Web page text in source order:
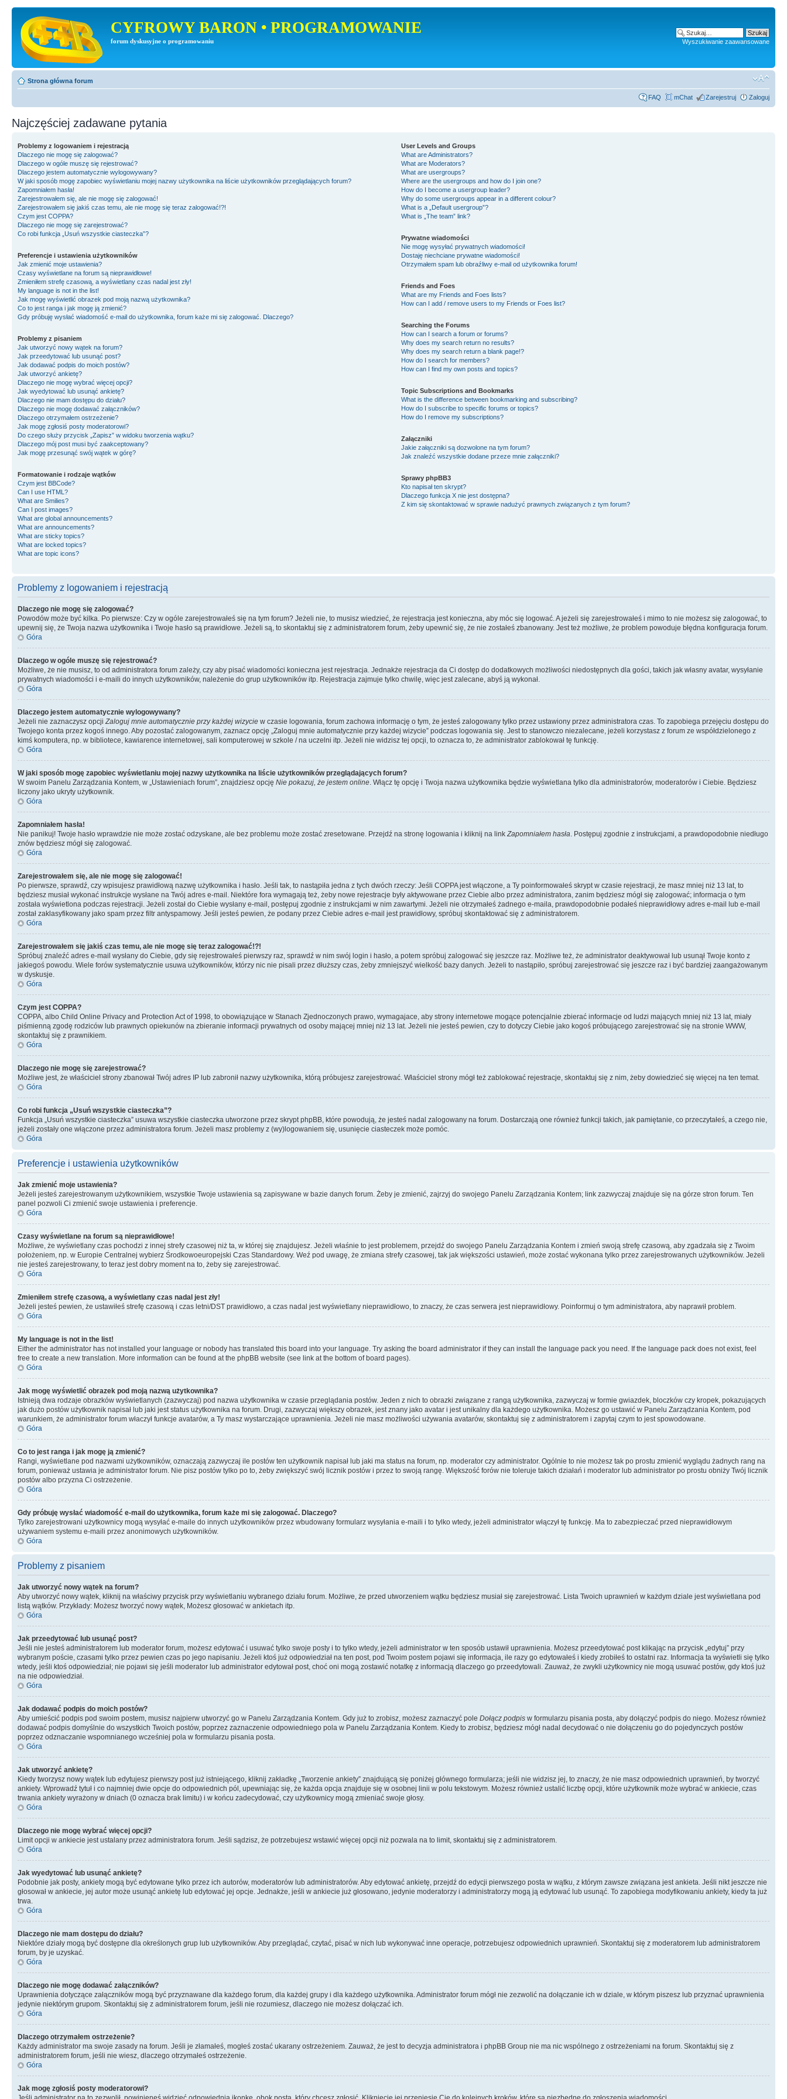
CYFROWY BARON • PROGRAMOWANIE
forum dyskusyjne o programowaniu Wyszukiwanie zaawansowane
Strona główna forum
FAQ mChat Zarejestruj Zaloguj
Najczęściej zadawane pytania
Problemy z logowaniem i rejestracją
Dlaczego nie mogę się zalogować?
Dlaczego w ogóle muszę się rejestrować?
Dlaczego jestem automatycznie wylogowywany?
W jaki sposób mogę zapobiec wyświetlaniu mojej nazwy użytkownika na liście użytkowników przeglądających forum?
Zapomniałem hasła!
Zarejestrowałem się, ale nie mogę się zalogować!
Zarejestrowałem się jakiś czas temu, ale nie mogę się teraz zalogować!?!
Czym jest COPPA?
Dlaczego nie mogę się zarejestrować?
Co robi funkcja „Usuń wszystkie ciasteczka”?
Preferencje i ustawienia użytkowników
Jak zmienić moje ustawienia?
Czasy wyświetlane na forum są nieprawidłowe!
Zmieniłem strefę czasową, a wyświetlany czas nadal jest zły!
My language is not in the list!
Jak mogę wyświetlić obrazek pod moją nazwą użytkownika?
Co to jest ranga i jak mogę ją zmienić?
Gdy próbuję wysłać wiadomość e-mail do użytkownika, forum każe mi się zalogować. Dlaczego?
Problemy z pisaniem
Jak utworzyć nowy wątek na forum?
Jak przeedytować lub usunąć post?
Jak dodawać podpis do moich postów?
Jak utworzyć ankietę?
Dlaczego nie mogę wybrać więcej opcji?
Jak wyedytować lub usunąć ankietę?
Dlaczego nie mam dostępu do działu?
Dlaczego nie mogę dodawać załączników?
Dlaczego otrzymałem ostrzeżenie?
Jak mogę zgłosiś posty moderatorowi?
Do czego służy przycisk „Zapisz” w widoku tworzenia wątku?
Dlaczego mój post musi być zaakceptowany?
Jak mogę przesunąć swój wątek w górę?
Formatowanie i rodzaje wątków
Czym jest BBCode?
Can I use HTML?
What are Smilies?
Can I post images?
What are global announcements?
What are announcements?
What are sticky topics?
What are locked topics?
What are topic icons?
User Levels and Groups
What are Administrators?
What are Moderators?
What are usergroups?
Where are the usergroups and how do I join one?
How do I become a usergroup leader?
Why do some usergroups appear in a different colour?
What is a „Default usergroup”?
What is „The team” link?
Prywatne wiadomości
Nie mogę wysyłać prywatnych wiadomości!
Dostaję niechciane prywatne wiadomości!
Otrzymałem spam lub obraźliwy e-mail od użytkownika forum!
Friends and Foes
What are my Friends and Foes lists?
How can I add / remove users to my Friends or Foes list?
Searching the Forums
How can I search a forum or forums?
Why does my search return no results?
Why does my search return a blank page!?
How do I search for members?
How can I find my own posts and topics?
Topic Subscriptions and Bookmarks
What is the difference between bookmarking and subscribing?
How do I subscribe to specific forums or topics?
How do I remove my subscriptions?
Załączniki
Jakie załączniki są dozwolone na tym forum?
Jak znaleźć wszystkie dodane przeze mnie załączniki?
Sprawy phpBB3
Kto napisał ten skrypt?
Dlaczego funkcja X nie jest dostępna?
Z kim się skontaktować w sprawie nadużyć prawnych związanych z tym forum?
Problemy z logowaniem i rejestracją
Dlaczego nie mogę się zalogować?
Powodów może być kilka. Po pierwsze: Czy w ogóle zarejestrowałeś się na tym forum? Jeżeli nie, to musisz wiedzieć, że rejestracja jest konieczna, aby móc się logować. A jeżeli się zarejestrowałeś i mimo to nie możesz się zalogować, to
upewnij się, że Twoja nazwa użytkownika i Twoje hasło są prawidłowe. Jeżeli są, to skontaktuj się z administratorem forum, żeby upewnić się, że nie zostałeś zbanowany. Jest też możliwe, że problem powoduje błędna konfiguracja forum.
Góra
Dlaczego w ogóle muszę się rejestrować?
Możliwe, że nie musisz, to od administratora forum zależy, czy aby pisać wiadomości konieczna jest rejestracja. Jednakże rejestracja da Ci dostęp do dodatkowych możliwości niedostępnych dla gości, takich jak własny avatar, wysyłanie
prywatnych wiadomości i e-maili do innych użytkowników, należenie do grup użytkowników itp. Rejestracja zajmuje tylko chwilę, więc jest zalecane, abyś ją wykonał.
Góra
Dlaczego jestem automatycznie wylogowywany?
Jeżeli nie zaznaczysz opcjiZaloguj mnie automatycznie przy każdej wizycie w czasie logowania, forum zachowa informację o tym, że jesteś zalogowany tylko przez ustawiony przez administratora czas. To zapobiega przejęciu dostępu do
Twojego konta przez kogoś innego. Aby pozostać zalogowanym, zaznacz opcję „Zaloguj mnie automatycznie przy każdej wizycie” podczas logowania się. Jest to stanowczo niezalecane, jeżeli korzystasz z forum ze współdzielonego z
kimś komputera, np. w bibliotece, kawiarence internetowej, sali komputerowej w szkole / na uczelni itp. Jeżeli nie widzisz tej opcji, to oznacza to, że administrator zablokował tę funkcję.
Góra
W jaki sposób mogę zapobiec wyświetlaniu mojej nazwy użytkownika na liście użytkowników przeglądających forum?
W swoim Panelu Zarządzania Kontem, w „Ustawieniach forum”, znajdziesz opcję Nie pokazuj, że jestem online. Włącz tę opcję i Twoja nazwa użytkownika będzie wyświetlana tylko dla administratorów, moderatorów i Ciebie. Będziesz
liczony jako ukryty użytkownik.
Góra
Zapomniałem hasła!
Nie panikuj! Twoje hasło wprawdzie nie może zostać odzyskane, ale bez problemu może zostać zresetowane. Przejdź na stronę logowania i kliknij na linkZapomniałem hasła. Postępuj zgodnie z instrukcjami, a prawdopodobnie niedługo
znów będziesz mógł się zalogować.
Góra
Zarejestrowałem się, ale nie mogę się zalogować!
Po pierwsze, sprawdź, czy wpisujesz prawidłową nazwę użytkownika i hasło. Jeśli tak, to nastąpiła jedna z tych dwóch rzeczy: Jeśli COPPA jest włączone, a Ty poinformowałeś skrypt w czasie rejestracji, że masz mniej niż 13 lat, to
będziesz musiał wykonać instrukcje wysłane na Twój adres e-mail. Niektóre fora wymagają też, żeby nowe rejestracje były aktywowane przez Ciebie albo przez administratora, zanim będziesz mógł się zalogować; informacja o tym
została wyświetlona podczas rejestracji. Jeżeli został do Ciebie wysłany e-mail, postępuj zgodnie z instrukcjami w nim zawartymi. Jeżeli nie otrzymałeś żadnego e-maila, prawdopodobnie podałeś nieprawidłowy adres e-mail lub e-mail
został zaklasyfikowany jako spam przez filtr antyspamowy. Jeśli jesteś pewien, że podany przez Ciebie adres e-mail jest prawidłowy, spróbuj skontaktować się z administratorem.
Góra
Zarejestrowałem się jakiś czas temu, ale nie mogę się teraz zalogować!?!
Spróbuj znaleźć adres e-mail wysłany do Ciebie, gdy się rejestrowałeś pierwszy raz, sprawdź w nim swój login i hasło, a potem spróbuj zalogować się jeszcze raz. Możliwe też, że administrator deaktywował lub usunął Twoje konto z
jakiegoś powodu. Wiele forów systematycznie usuwa użytkowników, którzy nic nie pisali przez dłuższy czas, żeby zmniejszyć wielkość bazy danych. Jeżeli to nastąpiło, spróbuj zarejestrować się jeszcze raz i być bardziej zaangażowanym
w dyskusje.
Góra
Czym jest COPPA?
COPPA, albo Child Online Privacy and Protection Act of 1998, to obowiązujące w Stanach Zjednoczonych prawo, wymagajace, aby strony internetowe mogące potencjalnie zbierać informacje od ludzi mających mniej niż 13 lat, miały
piśmienną zgodę rodziców lub prawnych opiekunów na zbieranie informacji prywatnych od osoby mającej mniej niż 13 lat. Jeżeli nie jesteś pewien, czy to dotyczy Ciebie jako kogoś próbującego zarejestrować się na stronie WWW,
skontaktuj się z prawnikiem.
Góra
Dlaczego nie mogę się zarejestrować?
Możliwe jest, że właściciel strony zbanował Twój adres IP lub zabronił nazwy użytkownika, którą próbujesz zarejestrować. Właściciel strony mógł też zablokować rejestracje, skontaktuj się z nim, żeby dowiedzieć się więcej na ten temat.
Góra
Co robi funkcja „Usuń wszystkie ciasteczka”?
Funkcja „Usuń wszystkie ciasteczka” usuwa wszystkie ciasteczka utworzone przez skrypt phpBB, które powodują, że jesteś nadal zalogowany na forum. Dostarczają one również funkcji takich, jak pamiętanie, co przeczytałeś, a czego nie,
jeżeli zostały one włączone przez administratora forum. Jeżeli masz problemy z (wy)logowaniem się, usunięcie ciasteczek może pomóc.
Góra
Preferencje i ustawienia użytkowników
Jak zmienić moje ustawienia?
Jeżeli jesteś zarejestrowanym użytkownikiem, wszystkie Twoje ustawienia są zapisywane w bazie danych forum. Żeby je zmienić, zajrzyj do swojego Panelu Zarządzania Kontem; link zazwyczaj znajduje się na górze stron forum. Ten
panel pozwoli Ci zmienić swoje ustawienia i preferencje.
Góra
Czasy wyświetlane na forum są nieprawidłowe!
Możliwe, że wyświetlany czas pochodzi z innej strefy czasowej niż ta, w której się znajdujesz. Jeżeli właśnie to jest problemem, przejdź do swojego Panelu Zarządzania Kontem i zmień swoją strefę czasową, aby zgadzała się z Twoim
położeniem, np. w Europie Centralnej wybierz Środkowoeuropejski Czas Standardowy. Weź pod uwagę, że zmiana strefy czasowej, tak jak większości ustawień, może zostać wykonana tylko przez zarejestrowanych użytkowników. Jeżeli
nie jesteś zarejestrowany, to teraz jest dobry moment na to, żeby się zarejestrować.
Góra
Zmieniłem strefę czasową, a wyświetlany czas nadal jest zły!
Jeżeli jesteś pewien, że ustawiłeś strefę czasową i czas letni/DST prawidłowo, a czas nadal jest wyświetlany nieprawidłowo, to znaczy, że czas serwera jest nieprawidłowy. Poinformuj o tym administratora, aby naprawił problem.
Góra
My language is not in the list!
Either the administrator has not installed your language or nobody has translated this board into your language. Try asking the board administrator if they can install the language pack you need. If the language pack does not exist, feel
free to create a new translation. More information can be found at the phpBB website (see link at the bottom of board pages).
Góra
Jak mogę wyświetlić obrazek pod moją nazwą użytkownika?
Istnieją dwa rodzaje obrazków wyświetlanych (zazwyczaj) pod nazwa użytkownika w czasie przeglądania postów. Jeden z nich to obrazki związane z rangą użytkownika, zazwyczaj w formie gwiazdek, bloczków czy kropek, pokazujących
jak dużo postów użytkownik napisał lub jaki jest status użytkownika na forum. Drugi, zazwyczaj większy obrazek, jest znany jako avatar i jest unikalny dla każdego użytkownika. Możesz go ustawić w Panelu Zarządzania Kontem, pod
warunkiem, że administrator forum właczył funkcje avatarów, a Ty masz wystarczające uprawnienia. Jeżeli nie masz możliwości używania avatarów, skontaktuj się z administratorem i zapytaj czym to jest spowodowane.
Góra
Co to jest ranga i jak mogę ją zmienić?
Rangi, wyświetlane pod nazwami użytkowników, oznaczają zazwyczaj ile postów ten użytkownik napisał lub jaki ma status na forum, np. moderator czy administrator. Ogólnie to nie możesz tak po prostu zmienić wyglądu żadnych rang na
forum, ponieważ ustawia je administrator forum. Nie pisz postów tylko po to, żeby zwiększyć swój licznik postów i przez to swoją rangę. Większość forów nie toleruje takich działań i moderator lub administrator po prostu obniży Twój licznik
postów albo przyzna Ci ostrzeżenie.
Góra
Gdy próbuję wysłać wiadomość e-mail do użytkownika, forum każe mi się zalogować. Dlaczego?
Tylko zarejestrowani użytkownicy mogą wysyłać e-maile do innych użytkowników przez wbudowany formularz wysyłania e-maili i to tylko wtedy, jeżeli administrator włączył tę funkcję. Ma to zabezpieczać przed nieprawidłowym
używaniem systemu e-maili przez anonimowych użytkowników.
Góra
Problemy z pisaniem
Jak utworzyć nowy wątek na forum?
Aby utworzyć nowy wątek, kliknij na właściwy przycisk przy wyświetlaniu wybranego działu forum. Możliwe, że przed utworzeniem wątku będziesz musiał się zarejestrować. Lista Twoich uprawnień w każdym dziale jest wyświetlana pod
listą wątków. Przykłady: Możesz tworzyć nowy wątek, Możesz głosować w ankietach itp.
Góra
Jak przeedytować lub usunąć post?
Jeśli nie jesteś administratorem lub moderator forum, możesz edytować i usuwać tylko swoje posty i to tylko wtedy, jeżeli administrator w ten sposób ustawił uprawnienia. Możesz przeedytować post klikając na przycisk „edytuj” przy
wybranym poście, czasami tylko przez pewien czas po jego napisaniu. Jeżeli ktoś już odpowiedział na ten post, pod Twoim postem pojawi się informacja, ile razy go edytowałeś i kiedy zrobiłeś to ostatni raz. Informacja ta wyświetli się tylko
wtedy, jeśli ktoś odpowiedział; nie pojawi się jeśli moderator lub administrator edytował post, choć oni mogą zostawić notatkę z informacją dlaczego go przeedytowali. Zauważ, że zwykli użytkownicy nie mogą usuwać postów, gdy ktoś już
na nie odpowiedział.
Góra
Jak dodawać podpis do moich postów?
Aby umieścić podpis pod swoim postem, musisz najpierw utworzyć go w Panelu Zarządzania Kontem. Gdy już to zrobisz, możesz zaznaczyć pole Dołącz podpis w formularzu pisania posta, aby dołączyć podpis do niego. Możesz również
dodawać podpis domyślnie do wszystkich Twoich postów, poprzez zaznaczenie odpowiedniego pola w Panelu Zarządzania Kontem. Kiedy to zrobisz, będziesz mógł nadal decydować o nie dołączeniu go do pojedynczych postów
poprzez odznaczanie wspomnianego wcześniej pola w formularzu pisania posta.
Góra
Jak utworzyć ankietę?
Kiedy tworzysz nowy wątek lub edytujesz pierwszy post już istniejącego, kliknij zakładkę „Tworzenie ankiety” znajdującą się poniżej głównego formularza; jeśli nie widzisz jej, to znaczy, że nie masz odpowiednich uprawnień, by tworzyć
ankiety. Wprowadź tytuł i co najmniej dwie opcje do odpowiednich pól, upewniając się, że każda opcja znajduje się w osobnej linii w polu tekstowym. Możesz również ustalić liczbę opcji, które użytkownik może wybrać w ankiecie, czas
trwania ankiety wyrażony w dniach (0 oznacza brak limitu) i w końcu zadecydować, czy użytkownicy mogą zmieniać swoje głosy.
Góra
Dlaczego nie mogę wybrać więcej opcji?
Limit opcji w ankiecie jest ustalany przez administratora forum. Jeśli sądzisz, że potrzebujesz wstawić więcej opcji niż pozwala na to limit, skontaktuj się z administratorem.
Góra
Jak wyedytować lub usunąć ankietę?
Podobnie jak posty, ankiety mogą być edytowane tylko przez ich autorów, moderatorów lub administratorów. Aby edytować ankietę, przejdź do edycji pierwszego posta w wątku, z którym zawsze związana jest ankieta. Jeśli nikt jeszcze nie
głosował w ankiecie, jej autor może usunąć ankietę lub edytować jej opcje. Jednakże, jeśli w ankiecie już głosowano, jedynie moderatorzy i administratorzy mogą ją edytować lub usunąć. To zapobiega modyfikowaniu ankiety, kiedy ta już
trwa.
Góra
Dlaczego nie mam dostępu do działu?
Niektóre działy mogą być dostępne dla określonych grup lub użytkowników. Aby przeglądać, czytać, pisać w nich lub wykonywać inne operacje, potrzebujesz odpowiednich uprawnień. Skontaktuj się z moderatorem lub administratorem
forum, by je uzyskać.
Góra
Dlaczego nie mogę dodawać załączników?
Uprawnienia dotyczące załączników mogą być przyznawane dla każdego forum, dla każdej grupy i dla każdego użytkownika. Administrator forum mógł nie zezwolić na dołączanie ich w dziale, w którym piszesz lub przyznać uprawnienia
jedynie niektórym grupom. Skontaktuj się z administratorem forum, jeśli nie rozumiesz, dlaczego nie możesz dołączać ich.
Góra
Dlaczego otrzymałem ostrzeżenie?
Każdy administrator ma swoje zasady na forum. Jeśli je złamałeś, mogłeś zostać ukarany ostrzeżeniem. Zauważ, że jest to decyzja administratora i phpBB Group nie ma nic wspólnego z ostrzeżeniami na forum. Skontaktuj się z
administratorem forum, jeśli nie wiesz, dlaczego otrzymałeś ostrzeżenie.
Góra
Jak mogę zgłosiś posty moderatorowi?